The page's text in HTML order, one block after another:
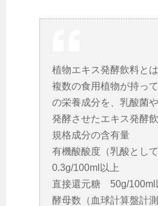
植物エキス発酵飲料とは
複数の食用植物が持っ
の栄養成分を、乳酸菌
発酵させたエキス発酵飲
規格成分の含有量
有機酸酸度（乳酸とし
0.3g/100ml以上
直接還元糖 50g/100ml
酵母数（血球計算盤計